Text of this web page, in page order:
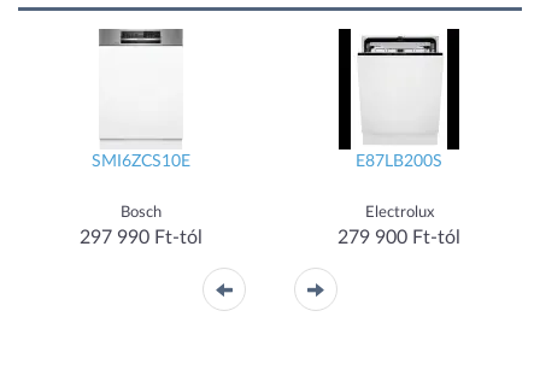
SMI6ZCS10E
Bosch
297 990 Ft-tól
E87LB200S
Electrolux
279 900 Ft-tól